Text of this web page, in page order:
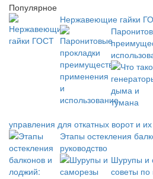
Популярное
Нержавеющие гайки
управления для откатных ворот и их
Этапы остекления
руководство
Шурупы и
советы